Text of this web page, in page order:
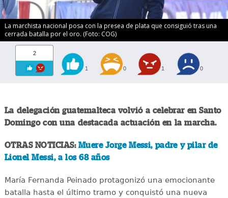
La marchista nacional posa con la presea de plata que consiguió tras una
cerrada batalla por el oro. (Foto: COG)
2
1 0 1 0
La delegación guatemalteca volvió a celebrar en Santo
Domingo con una destacada actuación en la marcha.
OTRAS NOTICIAS: Muere Jorge Messi, padre y pilar de
Lionel Messi, a los 68 años
María Fernanda Peinado protagonizó una emocionante
batalla hasta el último tramo y conquistó una nueva